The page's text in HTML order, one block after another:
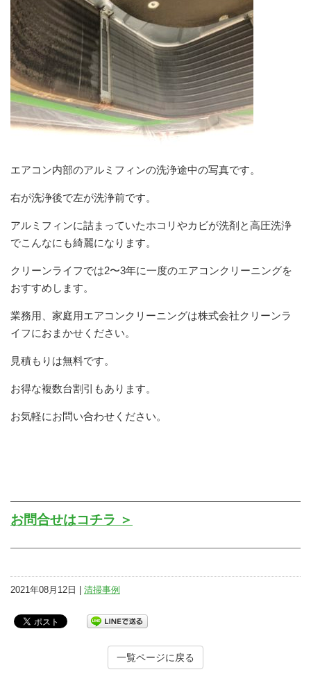
エアコン内部のアルミフィンの洗浄途中の写真です。
右が洗浄後で左が洗浄前です。
アルミフィンに詰まっていたホコリやカビが洗剤と高圧洗浄
でこんなにも綺麗になります。
クリーンライフでは2〜3年に一度のエアコンクリーニングを
おすすめします。
業務用、家庭用エアコンクリーニングは株式会社クリーンラ
イフにおまかせください。
見積もりは無料です。
お得な複数台割引もあります。
お気軽にお問い合わせください。
お問合せはコチラ ＞
2021年08月12日 | 清掃事例
一覧ページに戻る